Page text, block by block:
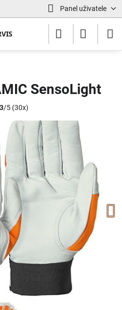
Panel uživatele
SensoLight
/5 (30x)